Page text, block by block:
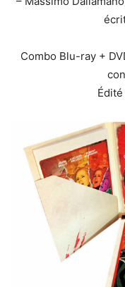
Combo Blu-ray +